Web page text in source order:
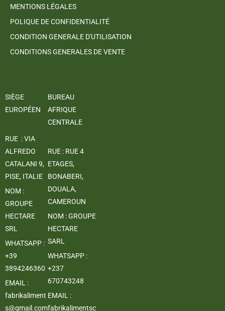
MENTIONS LÉGALES
POLIQUE DE CONFIDENTIALITÉ
CONDITION GENERALE D'UTILISATION
CONDITIONS GENERALES DE VENTE
SIÈGE
EUROPÉEN
RUE : VIA
ALFREDO
CATALANI 9,
PISE, ITALIE
NOM :
GROUPE
HECTARE
SRL
WHATSAPP :
+39
3894246360
EMAIL :
fabrikaliment
s@gmail.com
BUREAU
AFRIQUE
CENTRALE
RUE : RUE 4
ETAGES,
BONABERI,
DOUALA,
CAMEROUN
NOM : GROUPE
HECTARE
SARL
WHATSAPP :
+237
670743248
EMAIL :
fabrikalimentsc